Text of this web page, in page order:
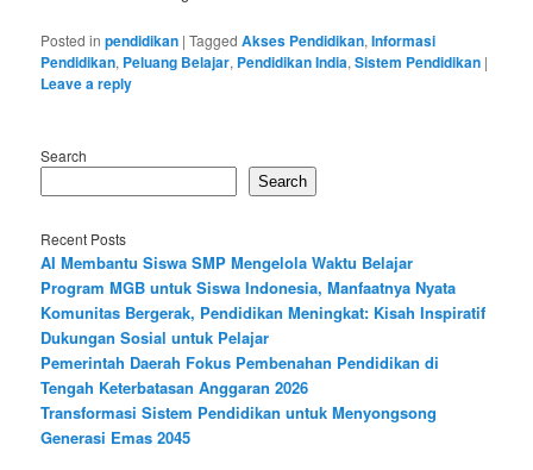
Posted in pendidikan |Tagged Akses Pendidikan,Informasi
Pendidikan, Peluang Belajar, Pendidikan India,Sistem Pendidikan |
Leave a reply
Search
Search
Recent Posts
AI Membantu Siswa SMP Mengelola Waktu Belajar
Program MGB untuk Siswa Indonesia, Manfaatnya Nyata
Komunitas Bergerak, Pendidikan Meningkat: Kisah Inspiratif
Dukungan Sosial untuk Pelajar
Pemerintah Daerah Fokus Pembenahan Pendidikan di
Tengah Keterbatasan Anggaran 2026
Transformasi Sistem Pendidikan untuk Menyongsong
Generasi Emas 2045